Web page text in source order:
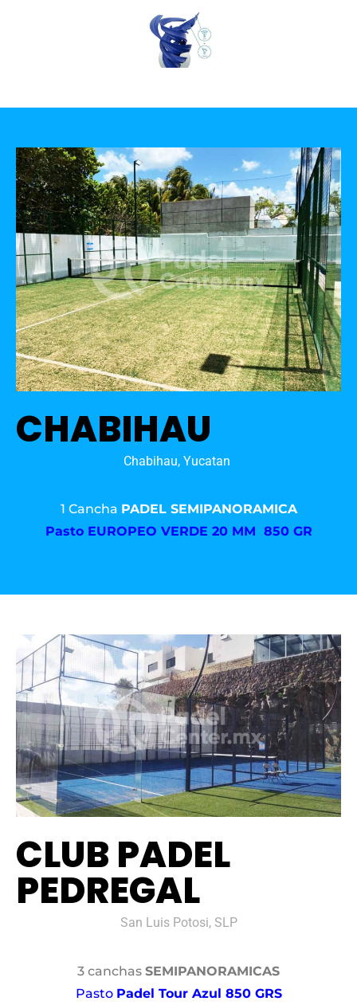
CHABIHAU
Chabihau, Yucatan
1 Cancha PADEL SEMIPANORAMICA
Pasto EUROPEO VERDE 20 MM 850 GR
CLUB PADEL
PEDREGAL
San Luis Potosi, SLP
3 canchas SEMIPANORAMICAS
Pasto Padel Tour Azul 850 GRS